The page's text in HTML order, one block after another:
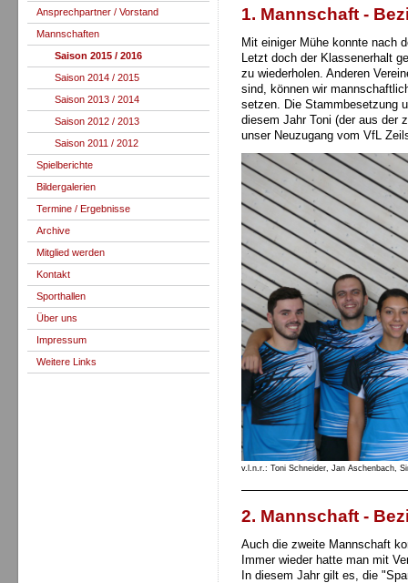
Ansprechpartner / Vorstand
Mannschaften
Saison 2015 / 2016
Saison 2014 / 2015
Saison 2013 / 2014
Saison 2012 / 2013
Saison 2011 / 2012
Spielberichte
Bildergalerien
Termine / Ergebnisse
Archive
Mitglied werden
Kontakt
Sporthallen
Über uns
Impressum
Weitere Links
1. Mannschaft -
Mit einiger Mühe konnte nach
Letzt doch der Klassenerhalt
zu wiederholen. Anderen
sind, können wir
setzen. Die Stammbesetzung
diesem Jahr Toni (der aus der
unser Neuzugang vom VfL
v.l.n.r.: Toni Schneider, Jan Aschenbach,
2. Mannschaft -
Auch die zweite Mannschaft
Immer wieder hatte man mit
In diesem Jahr gilt es, die